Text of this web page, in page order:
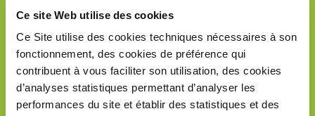
Ce site Web utilise des cookies
Ce Site utilise des cookies techniques nécessaires à son
fonctionnement, des cookies de préférence qui
contribuent à vous faciliter son utilisation, des cookies
d’analyses statistiques permettant d’analyser les
performances du site et établir des statistiques et des